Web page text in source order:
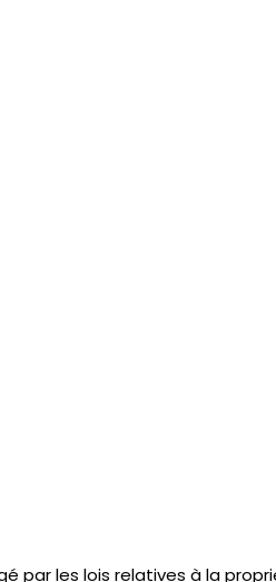
pratiques.